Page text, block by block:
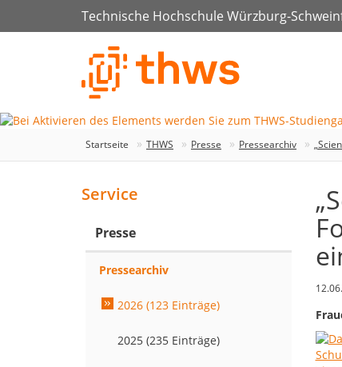
Technische Hochschule Würzburg-
Startseite THWS Presse Pressearchiv
Service
Presse
Pressearchiv
2026 (123 Einträge)
2025 (235 Einträge)